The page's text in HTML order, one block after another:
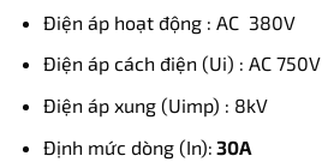
Điện áp hoạt động : AC 380V
Điện áp cách điện (Ui) : AC 750V
Điện áp xung (Uimp) : 8kV
Định mức dòng (In): 30A